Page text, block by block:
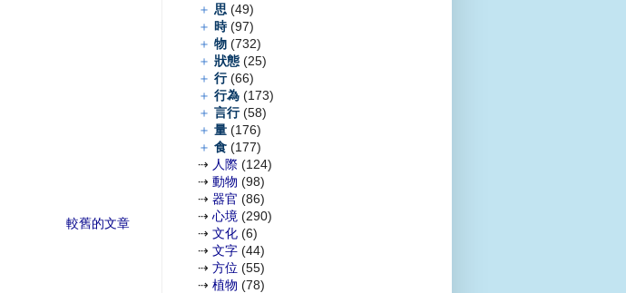
較舊的文章
＋ 思 (49)
＋ 時 (97)
＋ 物 (732)
＋ 狀態 (25)
＋ 行 (66)
＋ 行為 (173)
＋ 言行 (58)
＋ 量 (176)
＋ 食 (177)
⇢ 人際 (124)
⇢ 動物 (98)
⇢ 器官 (86)
⇢ 心境 (290)
⇢ 文化 (6)
⇢ 文字 (44)
⇢ 方位 (55)
⇢ 植物 (78)